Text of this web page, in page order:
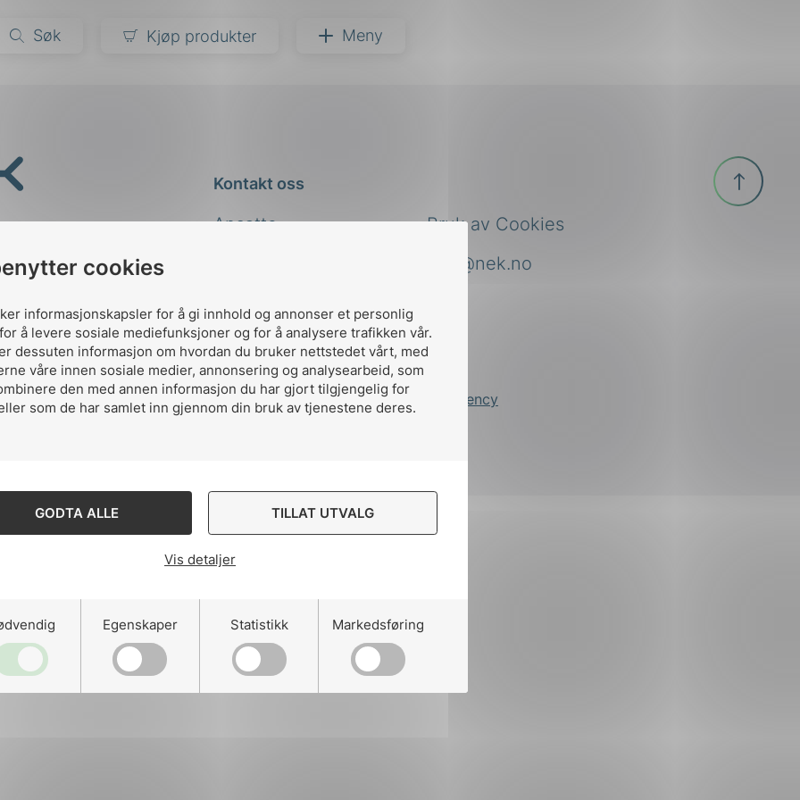
cookies
informasjonskapsler for å gi innhold og annonser et personlig
å levere sosiale mediefunksjoner og for å analysere trafikken vår.
dessuten informasjon om hvordan du bruker nettstedet vårt, med
våre innen sosiale medier, annonsering og analysearbeid, som
den med annen informasjon du har gjort tilgjengelig for
som de har samlet inn gjennom din bruk av tjenestene deres.
GODTA ALLE TILLAT UTVALG
Vis detaljer
Egenskaper Statistikk Markedsføring
Søk Kjøp produkter Meny
Kontakt oss
Ansatte
nek@nek.no
Bruk av Cookies
Designed and developed by Stem Agency
Til
toppen